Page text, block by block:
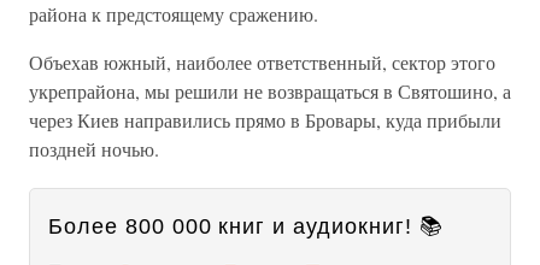
района к предстоящему сражению.
Объехав южный, наиболее ответственный, сектор этого
укрепрайона, мы решили не возвращаться в Святошино, а
через Киев направились прямо в Бровары, куда прибыли
поздней ночью.
Более 800 000 книг и аудиокниг! 📚